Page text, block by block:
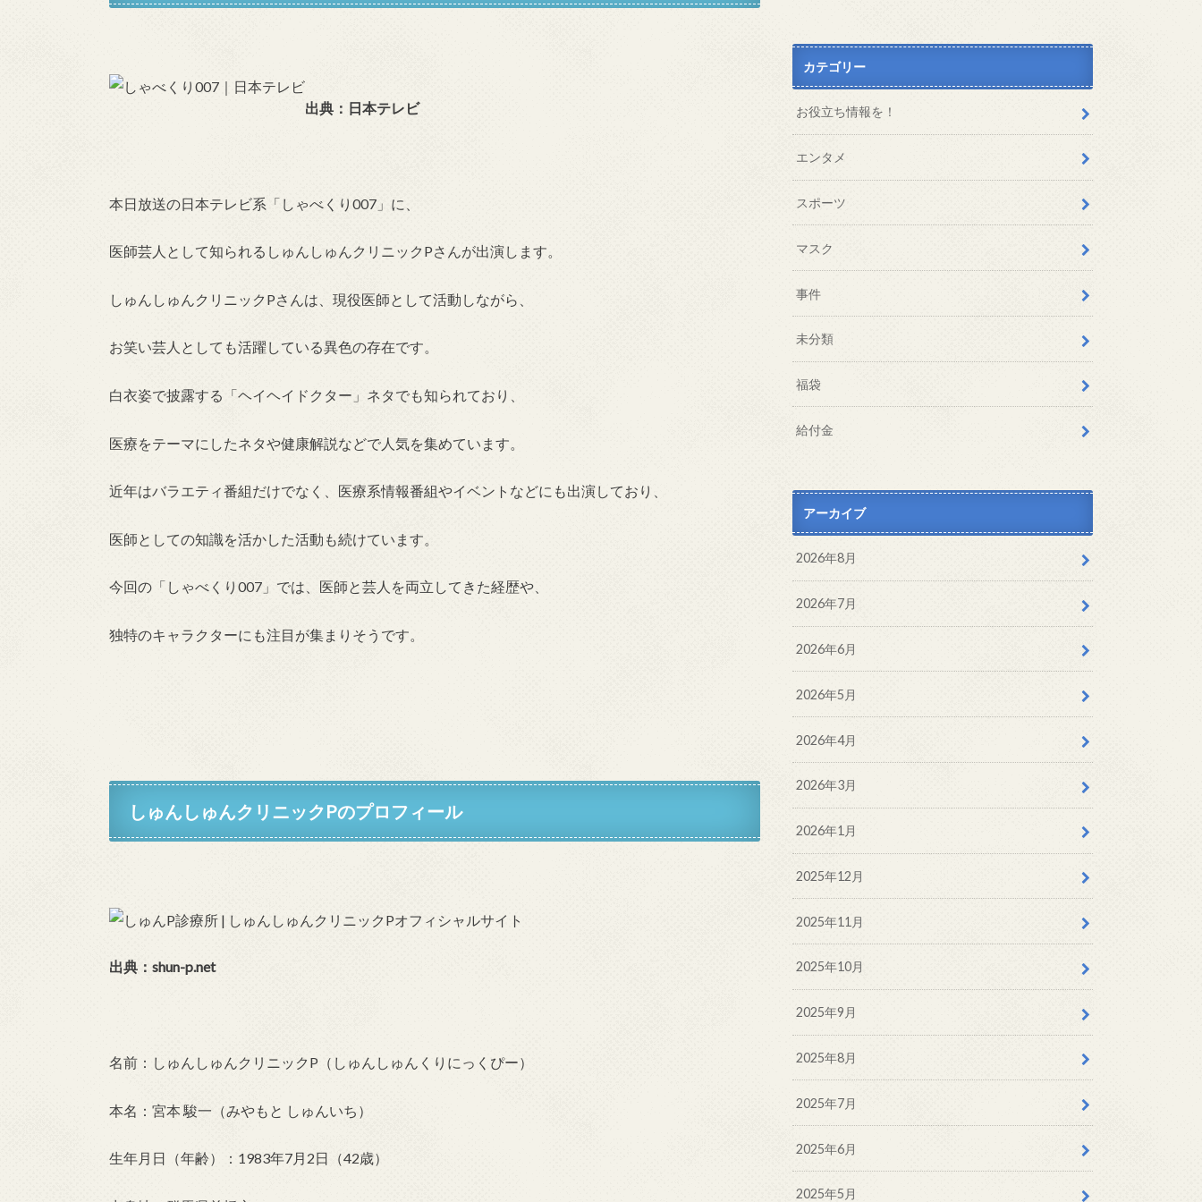
出典：日本テレビ
本日放送の日本テレビ系「しゃべくり007」に、
医師芸人として知られるしゅんしゅんクリニックPさんが出演します。
しゅんしゅんクリニックPさんは、現役医師として活動しながら、
お笑い芸人としても活躍している異色の存在です。
白衣姿で披露する「ヘイヘイドクター」ネタでも知られており、
医療をテーマにしたネタや健康解説などで人気を集めています。
近年はバラエティ番組だけでなく、医療系情報番組やイベントなどにも出演しており、
医師としての知識を活かした活動も続けています。
今回の「しゃべくり007」では、医師と芸人を両立してきた経歴や、
独特のキャラクターにも注目が集まりそうです。
しゅんしゅんクリニックPのプロフィール
出典：shun-p.net
名前：しゅんしゅんクリニックP（しゅんしゅんくりにっくぴー）
本名：宮本 駿一（みやもと しゅんいち）
生年月日（年齢）：1983年7月2日（42歳）
カテゴリー
お役立ち情報を！
エンタメ
スポーツ
マスク
事件
未分類
福袋
給付金
アーカイブ
2026年8月
2026年7月
2026年6月
2026年5月
2026年4月
2026年3月
2026年1月
2025年12月
2025年11月
2025年10月
2025年9月
2025年8月
2025年7月
2025年6月
2025年5月